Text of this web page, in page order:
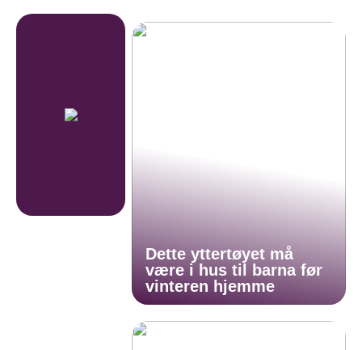
Dette yttertøyet må
være i hus til barna før
vinteren hjemme